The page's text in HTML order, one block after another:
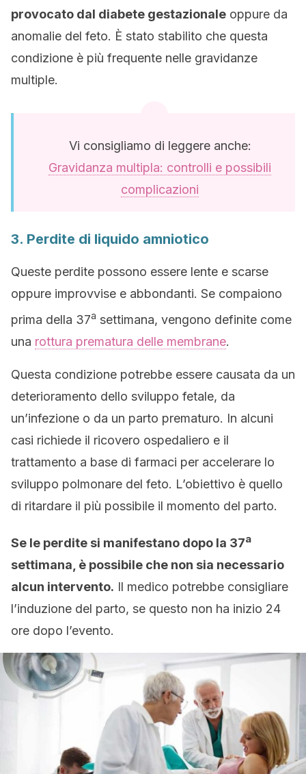
provocato dal diabete gestazionale oppure da
anomalie del feto. È stato stabilito che questa
condizione è più frequente nelle gravidanze
multiple.
Vi consigliamo di leggere anche:
Gravidanza multipla: controlli e possibili
complicazioni
3. Perdite di liquido amniotico
Queste perdite possono essere lente e scarse
oppure improvvise e abbondanti. Se compaiono
prima della 37a settimana, vengono definite come
una rottura prematura delle membrane.
Questa condizione potrebbe essere causata da un
deterioramento dello sviluppo fetale, da
un’infezione o da un parto prematuro. In alcuni
casi richiede il ricovero ospedaliero e il
trattamento a base di farmaci per accelerare lo
sviluppo polmonare del feto. L’obiettivo è quello
di ritardare il più possibile il momento del parto.
Se le perdite si manifestano dopo la 37a
settimana, è possibile che non sia necessario
alcun intervento. Il medico potrebbe consigliare
l’induzione del parto, se questo non ha inizio 24
ore dopo l’evento.